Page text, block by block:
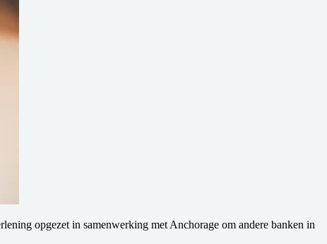
opgezet in samenwerking met Anchorage om andere banken in